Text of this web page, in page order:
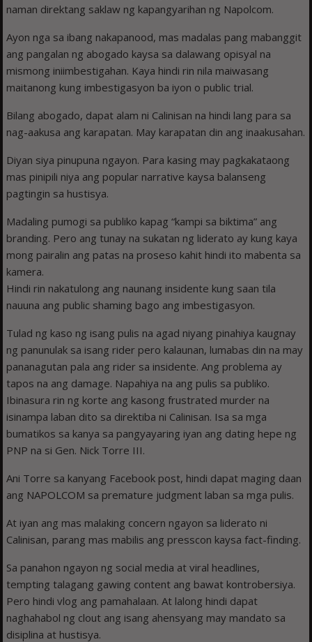
naman direktang saklaw ng kapangyarihan ng Napolcom.
Ayon nga sa ibang nakapanood, mas madalas pang mabanggit
ang pangalan ng abogado kaysa sa dalawang opisyal na
mismong iniimbestigahan. Kaya hindi rin nila maiwasang
maitanong kung imbestigasyon ba iyon o public trial.
Bilang abogado, dapat alam ni Calinisan na hindi lang para sa
nag-aakusa ang karapatan. May karapatan din ang inaakusahan.
Diyan siya pinupuna ngayon. Para kasing may pagkakataong
mas pinipili niya ang popular narrative kaysa balanseng
pagtingin sa hustisya.
Madaling pumogi sa publiko kapag “kampi sa biktima” ang
branding. Pero ang tunay na sukatan ng liderato ay kung kaya
mong pairalin ang patas na proseso kahit hindi ito mabenta sa
kamera.
Hindi rin nakatulong ang naunang insidente kung saan tila
nauuna ang public shaming bago ang imbestigasyon.
Tulad ng kaso ng isang pulis na agad niyang pinahiya kaugnay
ng panunulak sa isang rider pero kalaunan, lumabas din na may
pananagutan pala ang rider sa insidente. Ang problema ay
tapos na ang damage. Napahiya na ang pulis sa publiko.
Ibinasura rin ng korte ang kasong frustrated murder na
isinampa laban dito sa direktiba ni Calinisan. Isa sa mga
bumatikos sa kanya sa pangyayaring iyan ang dating hepe ng
PNP na si Gen. Nick Torre III.
Ani Torre sa kanyang Facebook post, hindi dapat maging daan
ang NAPOLCOM sa premature judgment laban sa mga pulis.
At iyan ang mas malaking concern ngayon sa liderato ni
Calinisan, parang mas mabilis ang presscon kaysa fact-finding.
Sa panahon ngayon ng social media at viral headlines,
tempting talagang gawing content ang bawat kontrobersiya.
Pero hindi vlog ang pamahalaan. At lalong hindi dapat
naghahabol ng clout ang isang ahensyang may mandato sa
disiplina at hustisya.